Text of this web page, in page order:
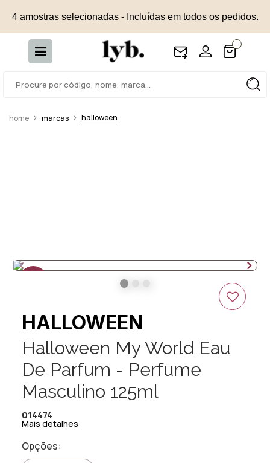
4 amostras selecionadas - Incluídas em todos os pedidos.
marcas halloween
HALLOWEEN
Halloween My World Eau
De Parfum - Perfume
Masculino 125ml
014474
Mais detalhes
Opções: